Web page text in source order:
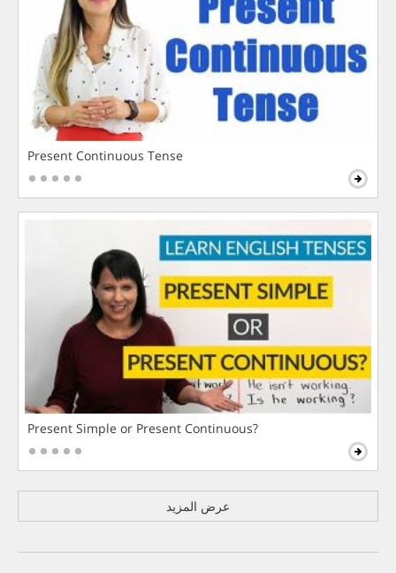
Present Continuous Tense
Present Simple or Present Continuous?
عرض المزيد